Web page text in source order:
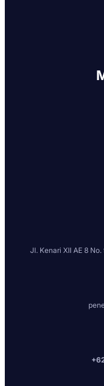
Jl. Kenari XII AE 8